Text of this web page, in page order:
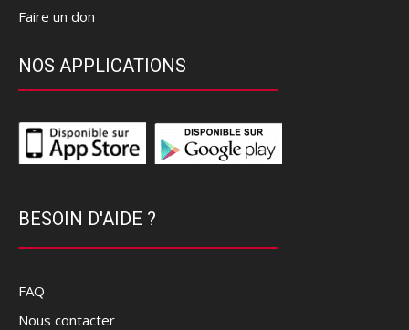
Faire un don
NOS APPLICATIONS
BESOIN D'AIDE ?
FAQ
Nous contacter